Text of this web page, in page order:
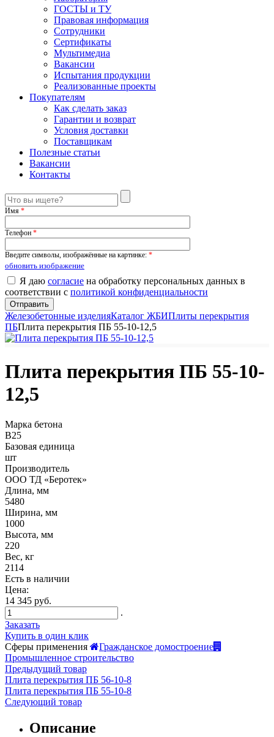
ГОСТЫ и ТУ
Правовая информация
Сотрудники
Сертификаты
Мультимедиа
Вакансии
Испытания продукции
Реализованные проекты
Покупателям
Как сделать заказ
Гарантии и возврат
Условия доставки
Поставщикам
Полезные статьи
Вакансии
Контакты
Имя *
Телефон *
Введите символы, изображённые на картинке: *
обновить изображение
Я даю согласие на обработку персональных данных в
соответствии с политикой конфиденциальности
Железобетонные изделияКаталог ЖБИПлиты перекрытия
ПБПлита перекрытия ПБ 55-10-12,5
Плита перекрытия ПБ 55-10-
12,5
Марка бетона
B25
Базовая единица
шт
Производитель
ООО ТД «Беротек»
Длина, мм
5480
Ширина, мм
1000
Высота, мм
220
Вес, кг
2114
Есть в наличии
Цена:
14 345 руб.
.
Заказать
Купить в один клик
Сферы применения
Гражданское домостроение
Промышленное строительство
Предыдущий товар
Плита перекрытия ПБ 56-10-8
Плита перекрытия ПБ 55-10-8
Следующий товар
Описание